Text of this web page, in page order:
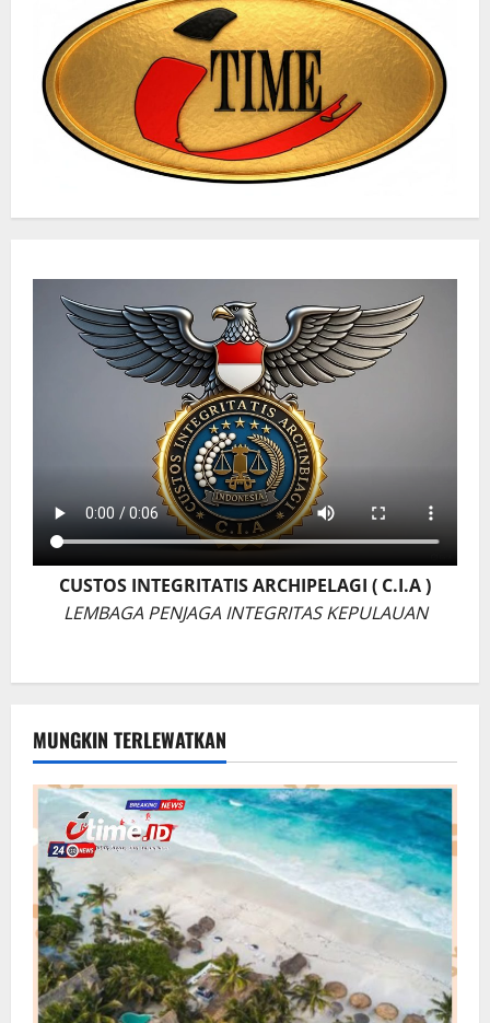
CUSTOS INTEGRITATIS ARCHIPELAGI ( C.I.A )
LEMBAGA PENJAGA INTEGRITAS KEPULAUAN
MUNGKIN TERLEWATKAN